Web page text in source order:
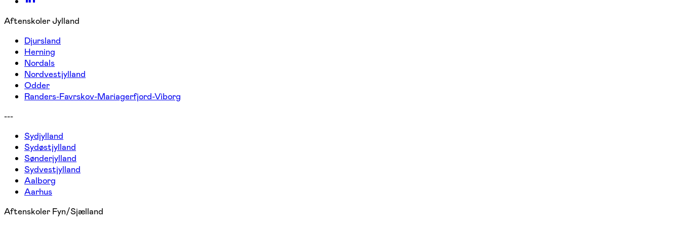
Aftenskoler Jylland
Djursland
Herning
Nordals
Nordvestjylland
Odder
Randers-Favrskov-Mariagerfjord-Viborg
---
Sydjylland
Sydøstjylland
Sønderjylland
Sydvestjylland
Aalborg
Aarhus
Aftenskoler Fyn/Sjælland